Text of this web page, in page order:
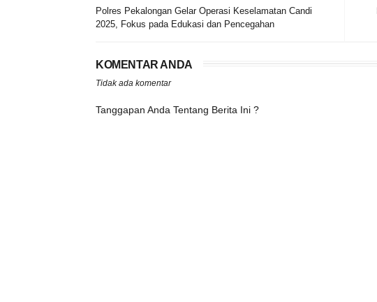
Polres Pekalongan Gelar Operasi Keselamatan Candi
2025, Fokus pada Edukasi dan Pencegahan
KOMENTAR ANDA
Tidak ada komentar
Tanggapan Anda Tentang Berita Ini ?